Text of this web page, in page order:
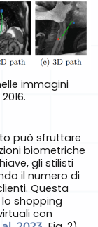
immagini
può sfruttare
biometriche
gli stilisti
il numero di
Questa
shopping
con